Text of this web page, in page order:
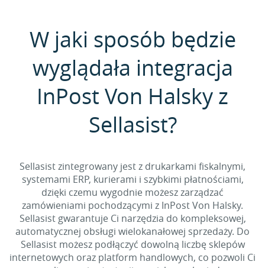
W jaki sposób będzie
wyglądała integracja
InPost Von Halsky z
Sellasist?
Sellasist zintegrowany jest z drukarkami fiskalnymi,
systemami ERP, kurierami i szybkimi płatnościami,
dzięki czemu wygodnie możesz zarządzać
zamówieniami pochodzącymi z InPost Von Halsky.
Sellasist gwarantuje Ci narzędzia do kompleksowej,
automatycznej obsługi wielokanałowej sprzedaży. Do
Sellasist możesz podłączyć dowolną liczbę sklepów
internetowych oraz platform handlowych, co pozwoli Ci